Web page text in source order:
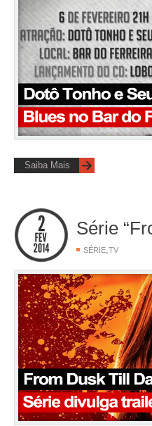
Saiba Mais
Série
SÉRIE TV